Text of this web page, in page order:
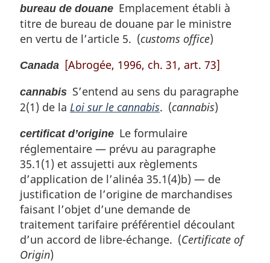
bureau de douane Emplacement établi à
titre de bureau de douane par le ministre
en vertu de l’article 5. (customs office)
Canada [Abrogée, 1996, ch. 31, art. 73]
cannabis S’entend au sens du paragraphe
2(1) de la Loi sur le cannabis. (cannabis)
certificat d’origine Le formulaire
réglementaire — prévu au paragraphe
35.1(1) et assujetti aux règlements
d’application de l’alinéa 35.1(4)b) — de
justification de l’origine de marchandises
faisant l’objet d’une demande de
traitement tarifaire préférentiel découlant
d’un accord de libre-échange. (Certificate of
Origin)